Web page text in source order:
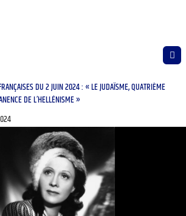
DU 2 JUIN 2024 : « LE JUDAÏSME, QUATRIÈME
DE L’HELLÉNISME »